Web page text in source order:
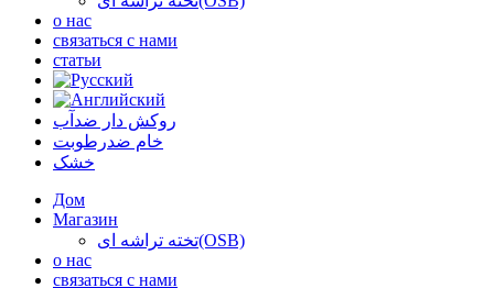
о нас
связаться с нами
статьи
روکش دار ضدآب
خام ضدرطوبت
خشک
Дом
Магазин
تخته تراشه ای(OSB)
о нас
связаться с нами